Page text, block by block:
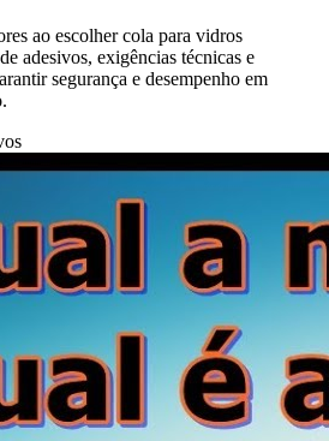
ao escolher cola para vidros
adesivos, exigências técnicas e
segurança e desempenho em